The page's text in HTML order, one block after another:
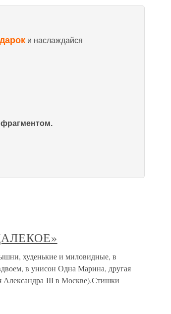
и наслаждайся
худенькие и миловидные, в
в унисон Одна Марина, другая
Александра III в Москве).Стишки